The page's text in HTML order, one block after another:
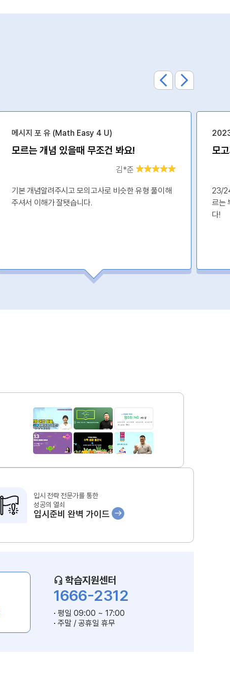
메시지 포 유 (Math Easy 4 U)
모르는 개념 있을때 무조건 봐요!
김*준
기본 개념알려주시고 모의고사로 비슷한 유형 풀이해
주셔서 이해가 잘됏습니다.
23/
르는
다!
입시 전략 전문가를 통한
성공의 열쇠
입시준비 완벽 가이드
학습지원센터
1666-2312
평일 09:00 ~ 17:00
주말 / 공휴일 휴무